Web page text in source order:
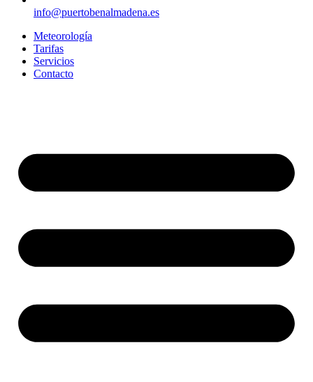
info@puertobenalmadena.es
Meteorología
Tarifas
Servicios
Contacto